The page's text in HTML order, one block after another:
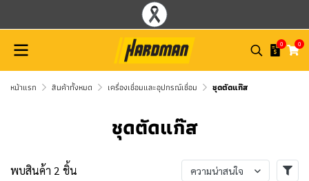
0 0
หน้าแรก สินค้าทั้งหมด เครื่องเชื่อมและอุปกรณ์เชื่อม ชุดตัดแก๊ส
ชุดตัดแก๊ส
พบสินค้า 2 ชิ้น ความน่าสนใจ